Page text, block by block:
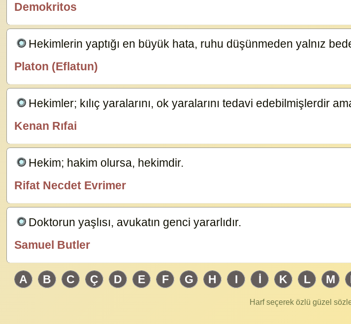
Demokritos
Hekimlerin yaptığı en büyük hata, ruhu düşünmeden yalnız
Platon (Eflatun)
Hekimler; kılıç yaralarını, ok yaralarını tedavi edebilmişlerdir
Kenan Rıfai
Hekim; hakim olursa, hekimdir.
Rifat Necdet Evrimer
Doktorun yaşlısı, avukatın genci yararlıdır.
Samuel Butler
A B C Ç D E F G H I İ K L M
Harf seçerek özlü güzel